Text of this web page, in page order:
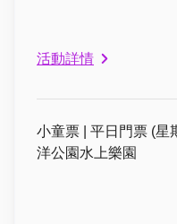
活動詳情
小童票 | 平日門票 (星
洋公園水上樂園